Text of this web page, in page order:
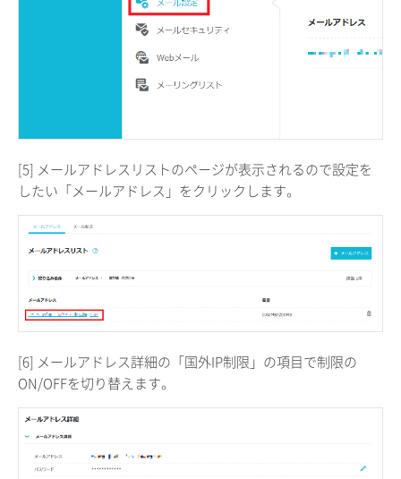
[5] メールアドレスリストのページが表示されるので設定を
したい「メールアドレス」をクリックします。
[6] メールアドレス詳細の「国外IP制限」の項目で制限の
ON/OFFを切り替えます。